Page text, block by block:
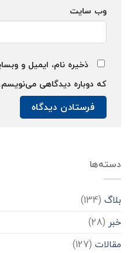
وب‌ سایت
ذخیره نام، ایمیل و
که دوباره دیدگاهی می‌نویسم.
دسته‌ها
بلاگ (134)
خبر (28)
مقالات (127)